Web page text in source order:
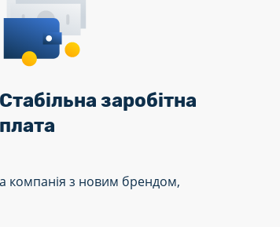
Стабільна заробітна
плата
компанія з новим брендом,